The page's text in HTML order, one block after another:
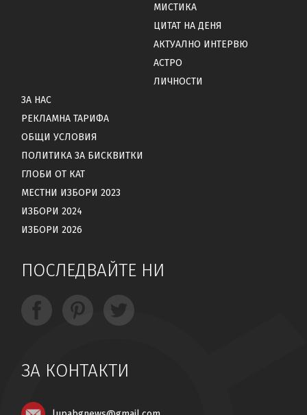
МИСТИКА
ЦИТАТ НА ДЕНЯ
АКТУАЛНО ИНТЕРВЮ
АСТРО
ЛИЧНОСТИ
ЗА НАС
РЕКЛАМНА ТАРИФА
ОБЩИ УСЛОВИЯ
ПОЛИТИКА ЗА БИСКВИТКИ
ГЛОБИ ОТ КАТ
МЕСТНИ ИЗБОРИ 2023
ИЗБОРИ 2024
ИЗБОРИ 2026
ПОСЛЕДВАЙТЕ НИ
ЗА КОНТАКТИ